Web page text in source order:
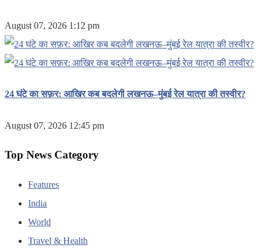
August 07, 2026 1:12 pm
24 घंटे का सफ़र: आखिर कब बदलेगी लखनऊ–मुंबई रेल यात्रा की तस्वीर?
August 07, 2026 12:45 pm
Top News Category
Features
India
World
Travel & Health